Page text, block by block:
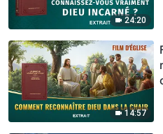
24:20
14:57